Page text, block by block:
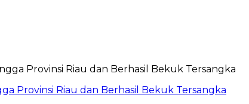
Provinsi Riau dan Berhasil Bekuk Tersangka